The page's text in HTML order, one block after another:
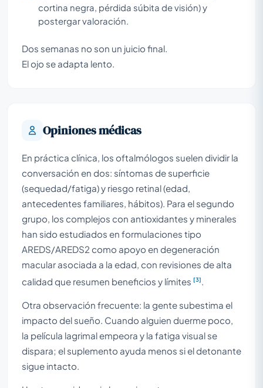
cortina negra, pérdida súbita de visión) y
postergar valoración.
Dos semanas no son un juicio final.
El ojo se adapta lento.
Opiniones médicas
En práctica clínica, los oftalmólogos suelen dividir la
conversación en dos: síntomas de superficie
(sequedad/fatiga) y riesgo retinal (edad,
antecedentes familiares, hábitos). Para el segundo
grupo, los complejos con antioxidantes y minerales
han sido estudiados en formulaciones tipo
AREDS/AREDS2 como apoyo en degeneración
macular asociada a la edad, con revisiones de alta
calidad que resumen beneficios y límites [3]
Otra observación frecuente: la gente subestima el
impacto del sueño. Cuando alguien duerme poco,
la película lagrimal empeora y la fatiga visual se
dispara; el suplemento ayuda menos si el detonante
sigue intacto.